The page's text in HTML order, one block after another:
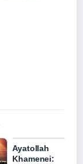
Ayatollah
Khamenei: